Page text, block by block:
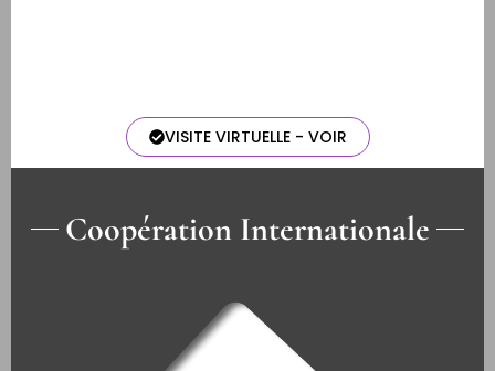
VISITE VIRTUELLE - VOIR
Coopération Internationale